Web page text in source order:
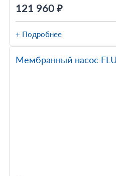
121 960 ₽
+ Подробнее
Мембранный насос